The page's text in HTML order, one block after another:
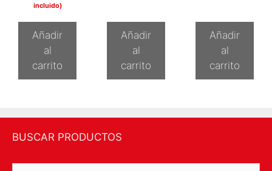
incluido)
Añadir
al
carrito
Añadir
al
carrito
Añadir
al
carrito
BUSCAR PRODUCTOS